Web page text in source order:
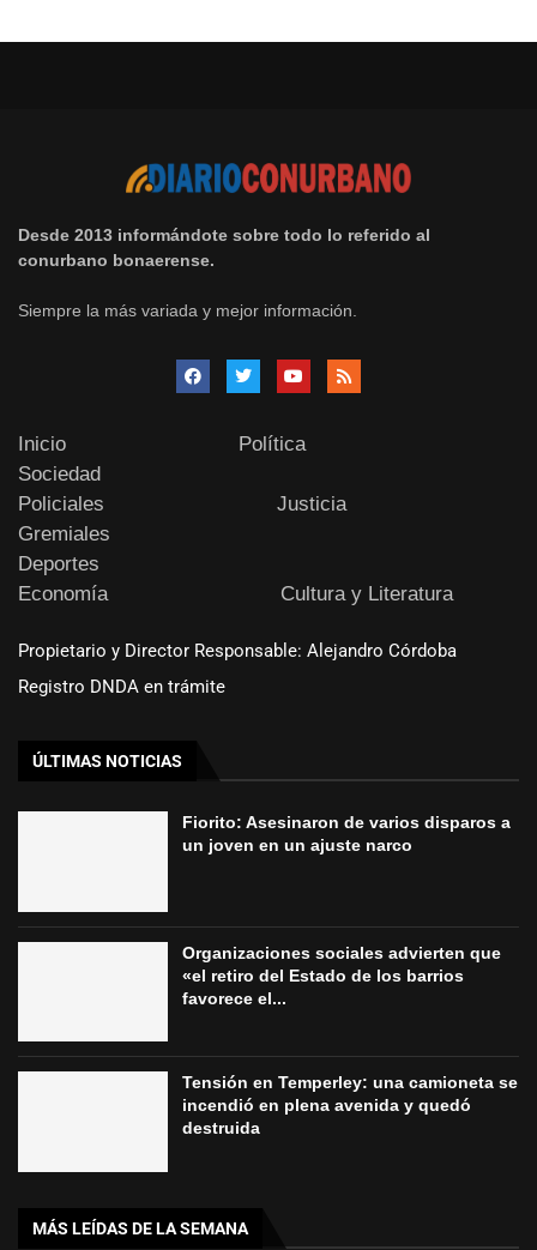
Desde 2013 informándote sobre todo lo referido al
conurbano bonaerense.
Siempre la más variada y mejor información.
Inicio
Política
Sociedad
Policiales
Justicia
Gremiales
Deportes
Economía
Cultura y Literatura
Propietario y Director Responsable: Alejandro Córdoba
Registro DNDA en trámite
ÚLTIMAS NOTICIAS
Fiorito: Asesinaron de varios disparos a
un joven en un ajuste narco
Organizaciones sociales advierten que
«el retiro del Estado de los barrios
favorece el...
Tensión en Temperley: una camioneta se
incendió en plena avenida y quedó
destruida
MÁS LEÍDAS DE LA SEMANA